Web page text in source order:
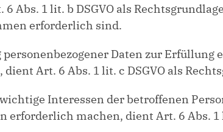
Abs. 1 lit. b DSGVO als
erforderlich sind.
personenbezogener Daten zur
Art. 6 Abs. 1 lit. c DSGVO als
Interessen der betroffenen
erforderlich machen, dient Art. 6 Abs. 1